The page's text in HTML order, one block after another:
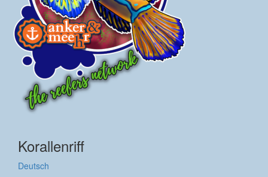
Korallenriff
Deutsch